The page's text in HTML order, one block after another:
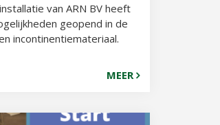
van ARN BV heeft
geopend in de
incontinentiemateriaal.
MEER